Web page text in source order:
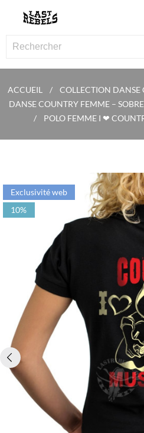
ACCUEIL COLLECTION DANSE
DANSE COUNTRY FEMME –
POLO FEMME I ❤
Exclusivité web
10%